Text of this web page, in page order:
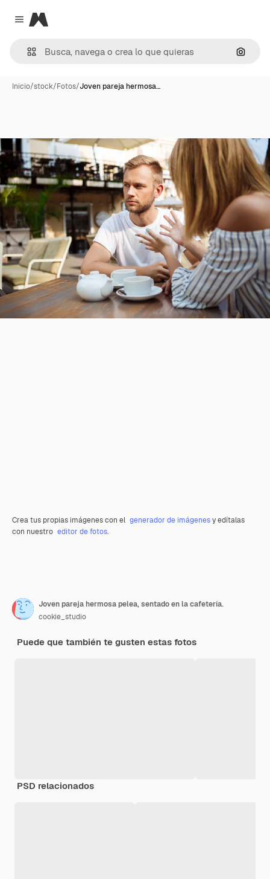
Close menu
Magnific
Inicio/stock/Fotos/Joven pareja hermosa…
Crea tus propias imágenes con el generador de imágenesy edítalas
con nuestro editor de fotos.
Joven pareja hermosa pelea, sentado en la cafetería.
cookie_studio
Puede que también te gusten estas fotos
PSD relacionados